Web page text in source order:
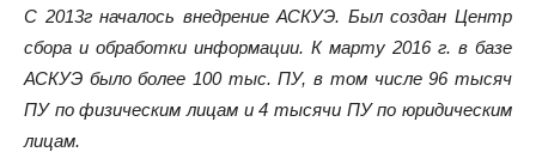
С 2013г началось внедрение АСКУЭ. Был создан Центр
сбора и обработки информации. К марту 2016 г. в базе
АСКУЭ было более 100 тыс. ПУ, в том числе 96 тысяч
ПУ по физическим лицам и 4 тысячи ПУ по юридическим
лицам.